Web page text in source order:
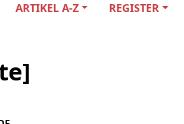
ARTIKEL A-Z REGISTER